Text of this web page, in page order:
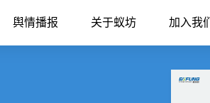
舆情播报 关于蚁坊 加入我们